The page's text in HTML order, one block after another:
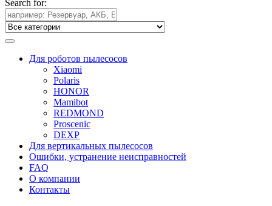
Search for:
Для роботов пылесосов
Xiaomi
Polaris
HONOR
Mamibot
REDMOND
Proscenic
DEXP
Для вертикальных пылесосов
Ошибки, устранение неисправностей
FAQ
О компании
Контакты